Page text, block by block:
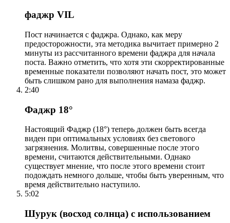
фаджр VIL
Пост начинается с фаджра. Однако, как меру
предосторожности, эта методика вычитает примерно 2
минуты из рассчитанного времени фаджра для начала
поста. Важно отметить, что хотя эти скорректированные
временные показатели позволяют начать пост, это может
быть слишком рано для выполнения намаза фаджр.
2:40
Фаджр 18°
Настоящий Фаджр (18°) теперь должен быть всегда
виден при оптимальных условиях без светового
загрязнения. Молитвы, совершенные после этого
времени, считаются действительными. Однако
существует мнение, что после этого времени стоит
подождать немного дольше, чтобы быть уверенным, что
время действительно наступило.
5:02
Шурук (восход солнца) с использованием